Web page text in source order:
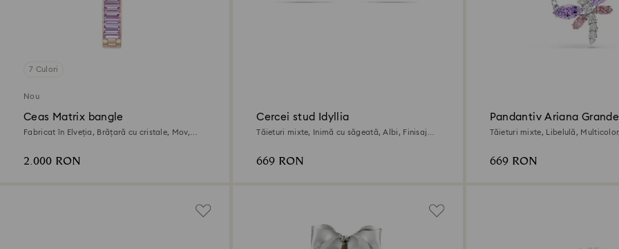
7 Culori
Nou
Ceas Matrix bangle
Fabricat în Elveția, Brățară cu cristale, Mov,
2.000 RON
Cercei stud Idyllia
Tăieturi mixte, Inimă cu săgeată, Albi, Finisaj
669 RON
Pandantiv Ariana
Swarovski
Tăieturi mixte, Libelulă,
669 RON